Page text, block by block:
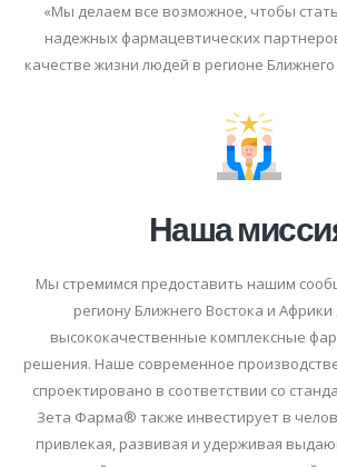
«Мы делаем все возможное, чтобы
надежных фармацевтических
качестве жизни людей в регионе
Наша
Мы стремимся предоставить нашим
региону Ближнего Востока и
высококачественные комплексные
решения. Наше современное
спроектировано в соответствии со
Зета Фарма® также инвестирует в
привлекая, развивая и удерживая